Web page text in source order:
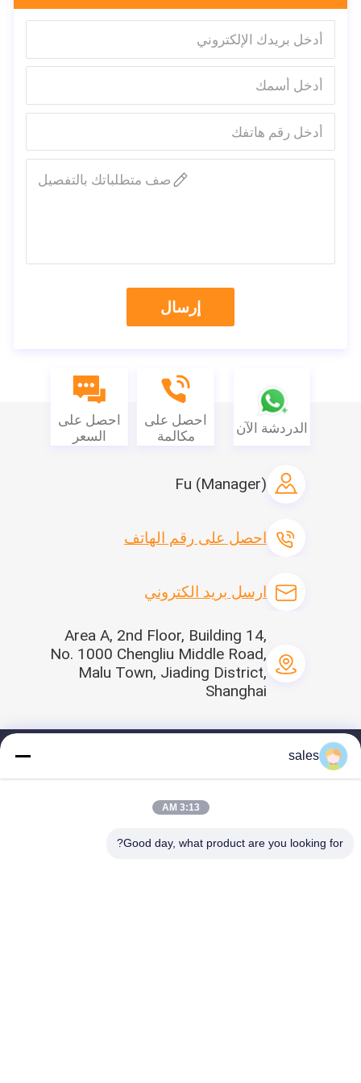
5. مع مواد متعددة الطبقات غير سامة ، وغير حساسية ، وغير
محفزة.
6. قطعة أنف من الألمنيوم قابلة للتعديل ووسادة أنف رغوية داخلية
ناعمة تساعد على ضمان ملاءمة مناسبة وزيادة راحة العمال.
7. إن مواد الترشيح الإلكتروستاتيكية ذات الكفاءة العالية والقوة
تقوم بترشيح غبار الجسيمات الصلبة بشكل فعال ، وتمنع الغازات
السائلة من الزيت.
بحجم
175 * 95 ملم
الخارجية الألكتروستاتيكية المرشحة
صف متطلباتك بالتفصيل
إرسال
الدردشة الآن
احصل على
مكالمة
احصل على
السعر
Fu (Manager)
احصل على رقم الهاتف
ارسل بريد الكتروني
Area A, 2nd Floor, Building 14,
No. 1000 Chengliu Middle Road,
Malu Town, Jiading District,
Shanghai
sales
3:13 AM
Good day, what product are you looking for?